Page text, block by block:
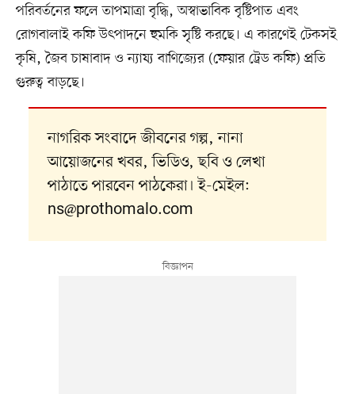
পরিবর্তনের ফলে তাপমাত্রা বৃদ্ধি, অস্বাভাবিক বৃষ্টিপাত এবং
রোগবালাই কফি উৎপাদনে হুমকি সৃষ্টি করছে। এ কারণেই টেকসই
কৃষি, জৈব চাষাবাদ ও ন্যায্য বাণিজ্যের (ফেয়ার ট্রেড কফি) প্রতি
গুরুত্ব বাড়ছে।
নাগরিক সংবাদে জীবনের গল্প, নানা
আয়োজনের খবর, ভিডিও, ছবি ও লেখা
পাঠাতে পারবেন পাঠকেরা। ই-মেইল:
ns@prothomalo.com